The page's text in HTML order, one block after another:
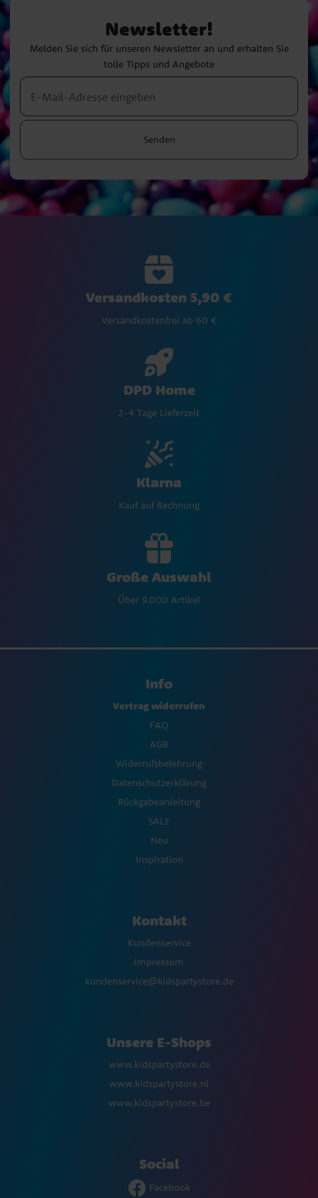
Newsletter!
Melden Sie sich für unseren Newsletter an und erhalten Sie
tolle Tipps und Angebote
Senden
Versandkosten 5,90 €
Versandkostenfrei ab 60 €
DPD Home
2-4 Tage Lieferzeit
Klarna
Kauf auf Rechnung
Große Auswahl
Über 9.000 Artikel
Info
Vertrag widerrufen
FAQ
AGB
Widerrufsbelehrung
Datenschutzerklärung
Rückgabeanleitung
SALE
Neu
Inspiration
Kontakt
Kundenservice
Impressum
kundenservice@kidspartystore.de
Unsere E-Shops
www.kidspartystore.de
www.kidspartystore.nl
www.kidspartystore.be
Social
Facebook